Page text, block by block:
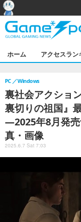
ホーム アクセスラン
裏社会アクショ
裏切りの祖国』
―2025年8月発売
真・画像
PC Windows
2025.6.7 Sat 7:03